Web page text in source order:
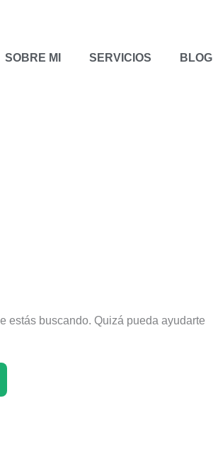
SOBRE MI SERVICIOS BLOG
estás buscando. Quizá pueda ayudarte